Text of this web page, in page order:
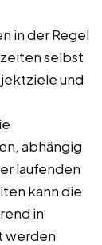
in der Regel
selbst
und
abhängig
laufenden
kann die
in
werden